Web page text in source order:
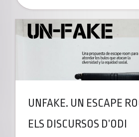
UNFAKE. UN ESCAPE
ELS DISCURSOS D’ODI